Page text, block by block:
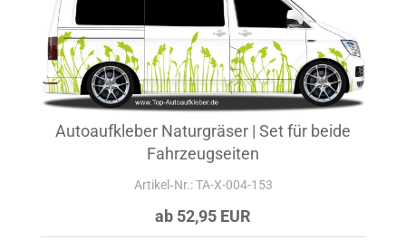
Autoaufkleber Naturgräser | Set für beide
Fahrzeugseiten
Artikel‑Nr.: TA-X-004-153
ab 52,95 EUR